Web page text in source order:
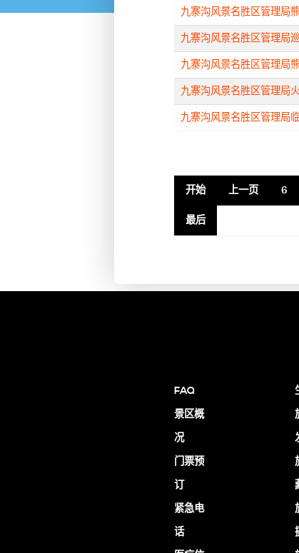
九寨沟风景名胜区管理局
九寨沟风景名胜区管理局
九寨沟风景名胜区管理局
九寨沟风景名胜区管理局
九寨沟风景名胜区管理局
开始 上一页 6
最后
FAQ
景区概
况
门票预
订
紧急电
话